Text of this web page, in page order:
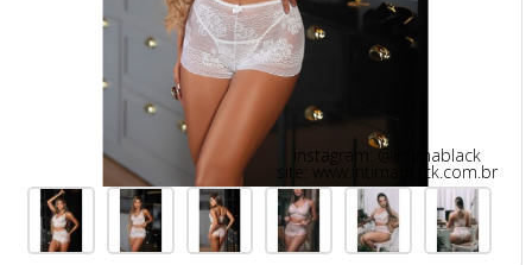
instagram: @intimablack
site: www.intimablack.com.br